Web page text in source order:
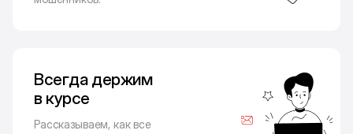
Всегда держим
в курсе
Рассказываем, как все